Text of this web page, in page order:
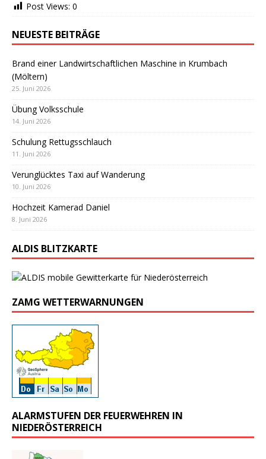
Post Views: 0
NEUESTE BEITRÄGE
Brand einer Landwirtschaftlichen Maschine in Krumbach
(Möltern)
25. Juni 2026
Übung Volksschule
14. Juni 2026
Schulung Rettugsschlauch
11. Juni 2026
Verunglücktes Taxi auf Wanderung
10. Juni 2026
Hochzeit Kamerad Daniel
8. Juni 2026
ALDIS BLITZKARTE
ZAMG WETTERWARNUNGEN
ALARMSTUFEN DER FEUERWEHREN IN
NIEDERÖSTERREICH